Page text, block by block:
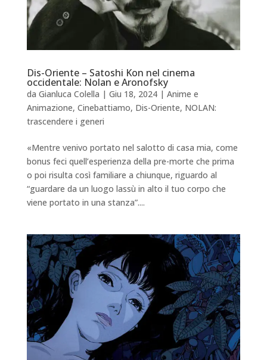
Dis-Oriente – Satoshi Kon nel cinema
occidentale: Nolan e Aronofsky
da Gianluca Colella | Giu 18, 2024| Anime e
Animazione, Cinebattiamo, Dis-Oriente, NOLAN:
trascendere i generi
«Mentre venivo portato nel salotto di casa mia, come
bonus feci quell’esperienza della pre-morte che prima
o poi risulta così familiare a chiunque, riguardo al
“guardare da un luogo lassù in alto il tuo corpo che
viene portato in una stanza”....